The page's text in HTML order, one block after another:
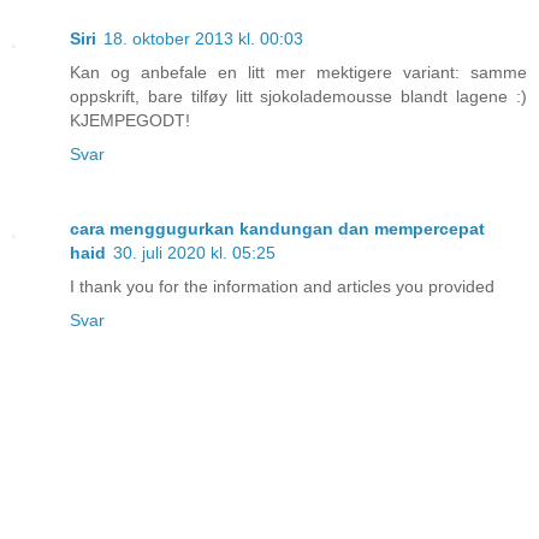
Siri 18. oktober 2013 kl. 00:03
Kan og anbefale en litt mer mektigere variant: samme
oppskrift, bare tilføy litt sjokolademousse blandt lagene :)
KJEMPEGODT!
Svar
cara menggugurkan kandungan dan mempercepat
haid 30. juli 2020 kl. 05:25
I thank you for the information and articles you provided
Svar